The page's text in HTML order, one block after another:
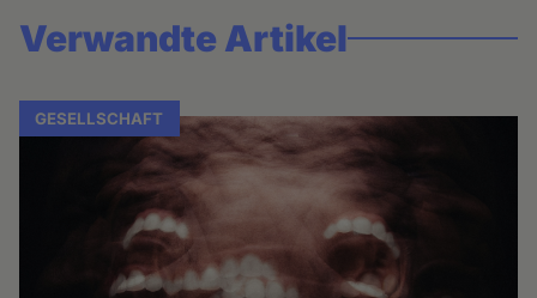
Verwandte Artikel
GESELLSCHAFT